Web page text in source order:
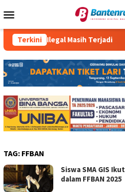
ke
Mobile
Terkini
Kasus PMI Ilegal Masih Terjadi
TAG: FFBAN
Siswa SMA GIS
dalam FFBAN 2025